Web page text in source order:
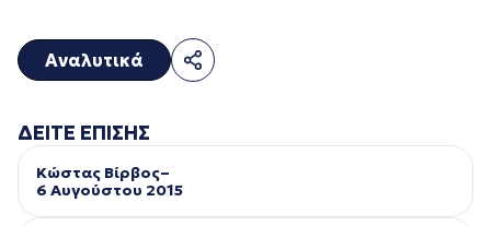
Αναλυτικά
ΔΕΙΤΕ ΕΠΙΣΗΣ
Κώστας Βίρβος–
6 Αυγούστου 2015